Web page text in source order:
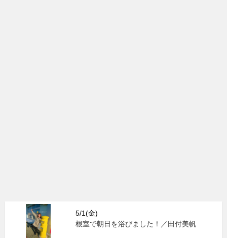
5/1(金)
根室で朝日を浴びました！／田付美帆